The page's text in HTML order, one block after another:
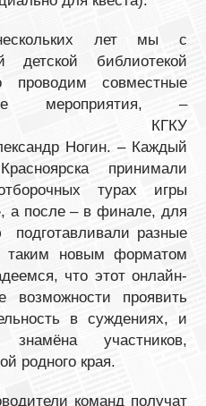
лет мы с
детской библиотекой
проводим совместные
мероприятия, –
КГКУ
Ногин. – Каждый
принимали
турах игры
а после – в финале, для
подготавливали разные
новым форматом
что этот онлайн-
возможности проявить
в суждениях, и
участников,
родного края.
команд получат